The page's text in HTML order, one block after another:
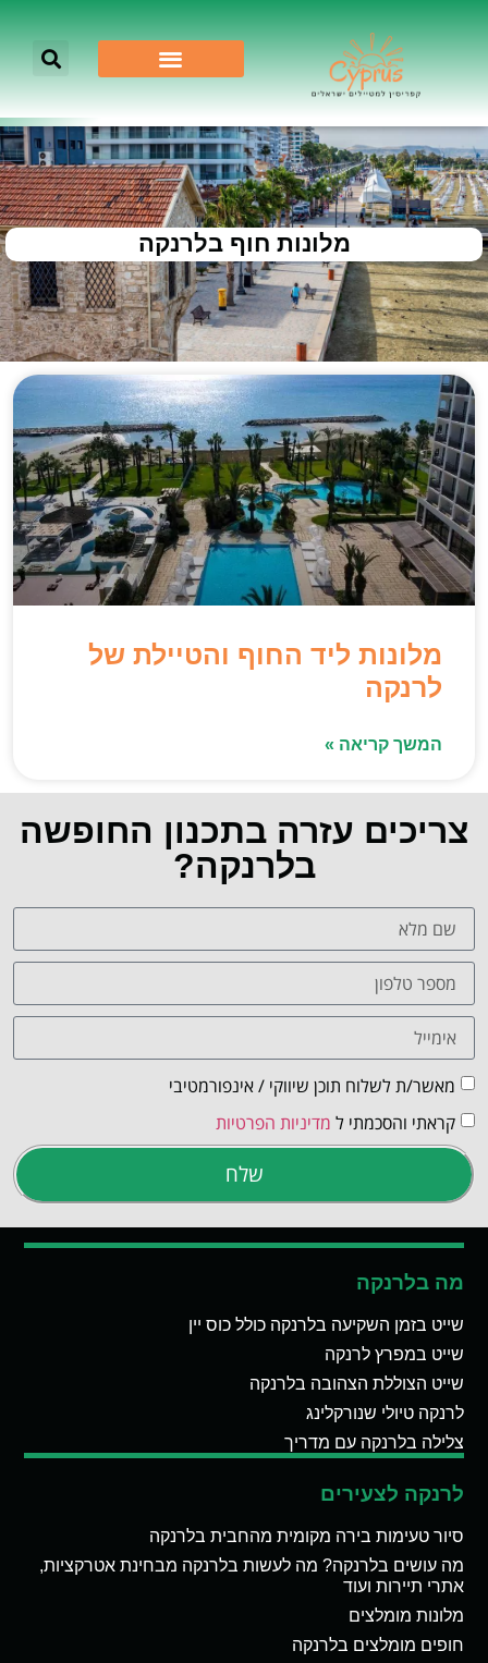
מלונות חוף בלרנקה
מלונות ליד החוף והטיילת של
לרנקה
המשך קריאה »
צריכים עזרה בתכנון החופשה
בלרנקה?
מאשר/ת לשלוח תוכן שיווקי / אינפורמטיבי
קראתי והסכמתי ל מדיניות הפרטיות
שלח
מה בלרנקה
שייט בזמן השקיעה בלרנקה כולל כוס יין
שייט במפרץ לרנקה
שייט הצוללת הצהובה בלרנקה
לרנקה טיולי שנורקלינג
צלילה בלרנקה עם מדריך
לרנקה לצעירים
סיור טעימות בירה מקומית מהחבית בלרנקה
מה עושים בלרנקה? מה לעשות בלרנקה מבחינת אטרקציות,
אתרי תיירות ועוד
מלונות מומלצים
חופים מומלצים בלרנקה